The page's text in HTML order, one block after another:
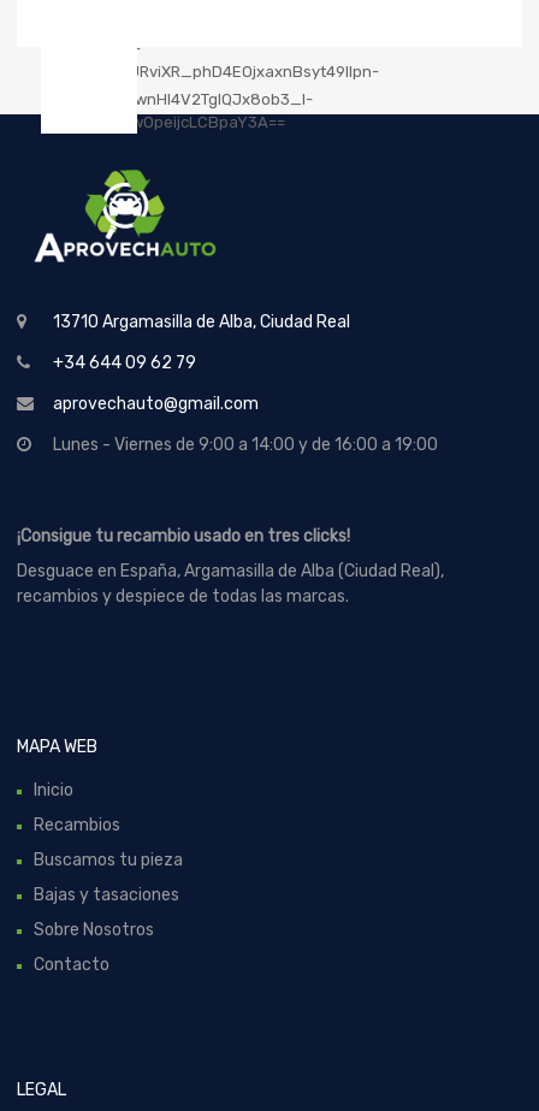
13710 Argamasilla de Alba, Ciudad Real
+34 644 09 62 79
aprovechauto@gmail.com
Lunes - Viernes de 9:00 a 14:00 y de 16:00 a 19:00
¡Consigue tu recambio usado en tres clicks!
Desguace en España, Argamasilla de Alba (Ciudad Real),
recambios y despiece de todas las marcas.
MAPA WEB
Inicio
Recambios
Buscamos tu pieza
Bajas y tasaciones
Sobre Nosotros
Contacto
LEGAL